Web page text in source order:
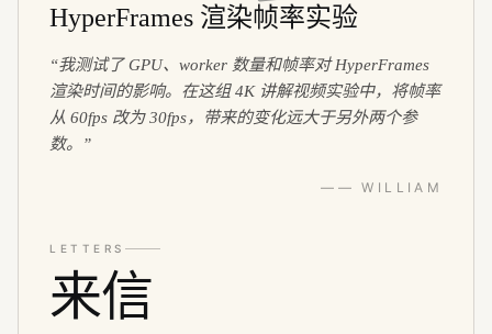
HyperFrames 渲染帧率实验
“我测试了 GPU、worker 数量和帧率对 HyperFrames
渲染时间的影响。在这组 4K 讲解视频实验中，将帧率
从 60fps 改为 30fps，带来的变化远大于另外两个参
数。
”
—— WILLIAM
LETTERS
来信